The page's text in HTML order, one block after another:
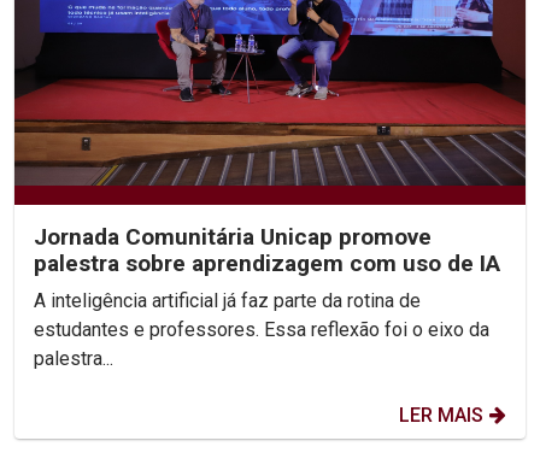
Jornada Comunitária Unicap promove
palestra sobre aprendizagem com uso de IA
A inteligência artificial já faz parte da rotina de
estudantes e professores. Essa reflexão foi o eixo da
palestra...
LER MAIS